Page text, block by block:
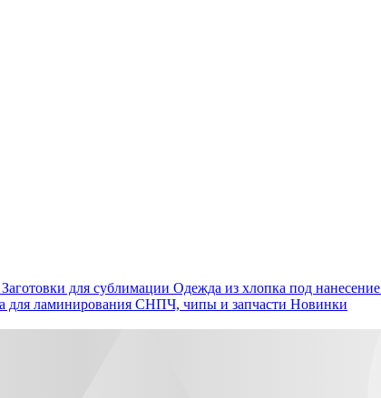
Заготовки для сублимации Одежда из хлопка под нанесение
для ламинирования СНПЧ, чипы и запчасти Новинки